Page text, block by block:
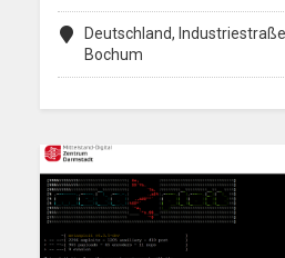
Deutschland,
Bochum